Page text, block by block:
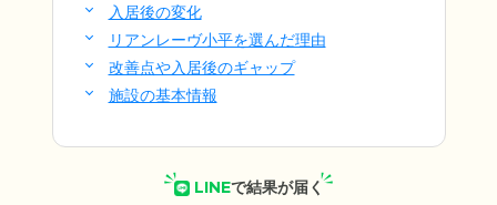
入居後の変化
リアンレーヴ小平を選んだ理由
改善点や入居後のギャップ
施設の基本情報
LINEで結果が届く